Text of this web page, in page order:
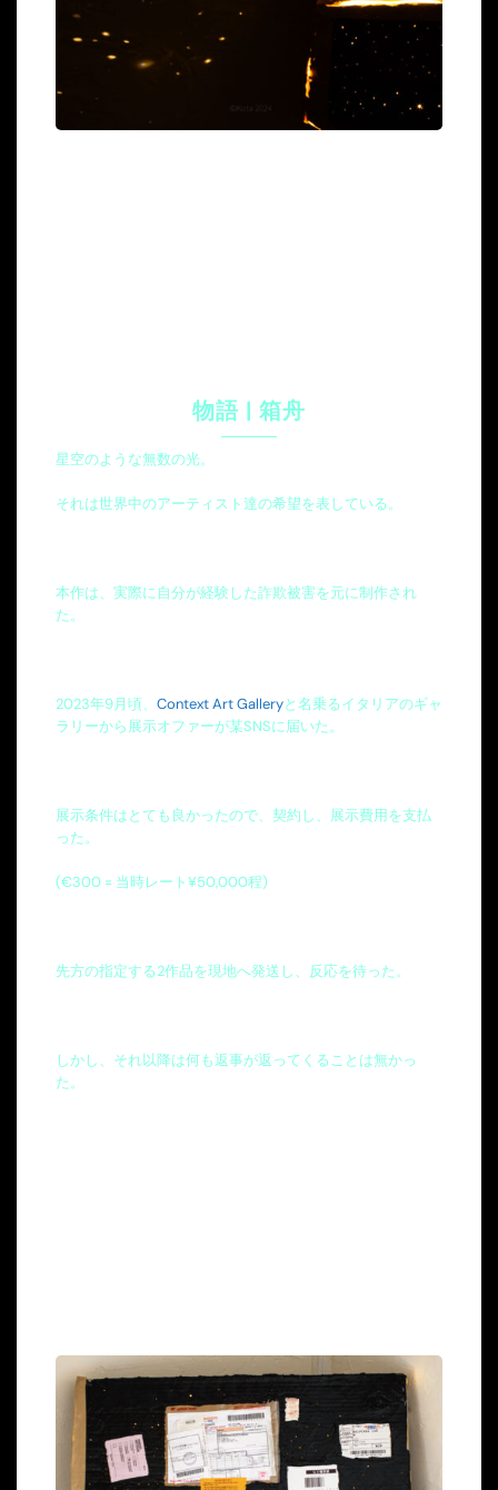
物語 | 箱舟
星空のような無数の光。
それは世界中のアーティスト達の希望を表している。
本作は、実際に自分が経験した詐欺被害を元に制作され
た。
2023年9月頃、 Context Art Galleryと名乗るイタリアのギャ
ラリーから展示オファーが某SNSに届いた。
展示条件はとても良かったので、契約し、展示費用を支払
った。
(€300 = 当時レート¥50,000程)
先方の指定する2作品を現地へ発送し、反応を待った。
しかし、それ以降は何も返事が返ってくることは無かっ
た。